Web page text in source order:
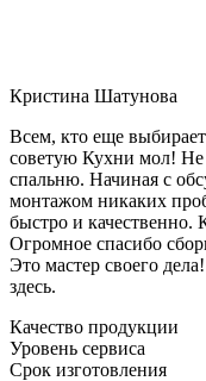
Кристина Шатунова
Всем, кто еще
советую Кухни мол! Не
спальню. Начиная с
монтажом никаких
быстро и качественно.
Огромное спасибо
Это мастер своего
здесь.
Качество продукции
Уровень сервиса
Срок изготовления